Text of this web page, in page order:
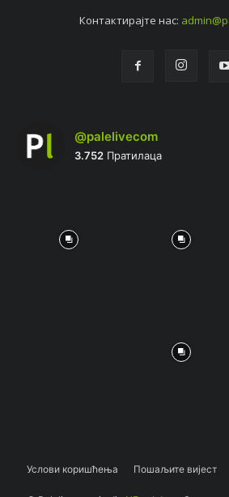
Контактирајтe нас:
@palelivecom
3.752 Пратилаца
Услови коришћења Пошаљите вијест